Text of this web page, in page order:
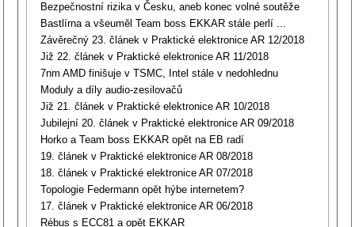
Bezpečnostní rizika v Česku, aneb konec volné soutěže
Bastlírna a všeuměl Team boss EKKAR stále perlí ...
Závěrečný 23. článek v Praktické elektronice AR 12/2018
Již 22. článek v Praktické elektronice AR 11/2018
7nm AMD finišuje v TSMC, Intel stále v nedohlednu
Moduly a díly audio-zesilovačů
Již 21. článek v Praktické elektronice AR 10/2018
Jubilejní 20. článek v Praktické elektronice AR 09/2018
Horko a Team boss EKKAR opět na EB radí
19. článek v Praktické elektronice AR 08/2018
18. článek v Praktické elektronice AR 07/2018
Topologie Federmann opět hýbe internetem?
17. článek v Praktické elektronice AR 06/2018
Rébus s ECC81 a opět EKKAR